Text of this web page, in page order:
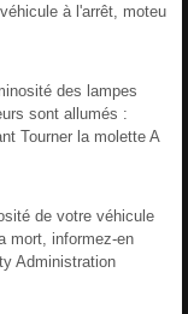
à l'arrêt, moteu
des lampes
sont allumés :
Tourner la molette A
de votre véhicule
mort, informez-en
Administration